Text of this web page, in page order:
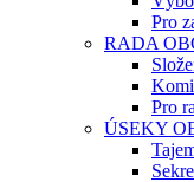
Pro
RADA
Pro
ÚSEKY